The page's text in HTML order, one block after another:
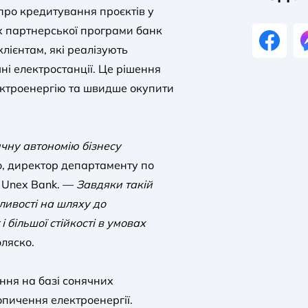
кредитування проєктів у
програми банк
які реалізують
електростанції. Це рішення
та швидше окупити
автономію бізнесу
департаменту по
Unex Bank. — Завдяки такій
на шляху до
стійкості в умовах
на базі сонячних
електроенергії.